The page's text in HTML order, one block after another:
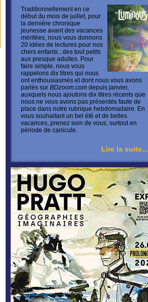
Traditionnellement en ce
début du mois de juillet, pour
la dernière chronique
jeunesse avant des vacances
méritées, nous vous donnons
20 idées de lectures pour nos
chers enfants ; des tout petits
aux presque adultes. Pour
faire simple, nous vous
rappelons dix titres qui nous
ont enthousiasmés et dont nous vous avons
parlés sur BDzoom.com depuis janvier,
auxquels nous ajoutons dix titres récents que
nous ne vous avons pas présentés faute de
place dans notre rubrique hebdomadaire. En
vous souhaitant un bel été et de belles
vacances, prenez soin de vous, surtout en
période de canicule.
Lire la suite...